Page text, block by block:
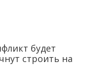
будет
строить на